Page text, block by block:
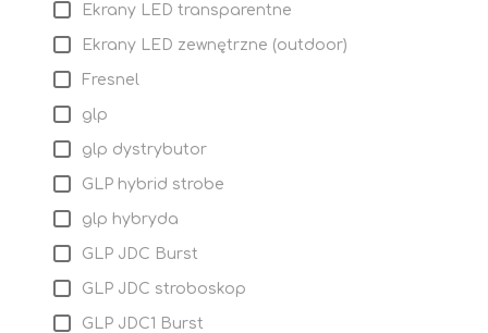
Ekrany LED transparentne
Ekrany LED zewnętrzne (outdoor)
Fresnel
glp
glp dystrybutor
GLP hybrid strobe
glp hybryda
GLP JDC Burst
GLP JDC stroboskop
GLP JDC1 Burst